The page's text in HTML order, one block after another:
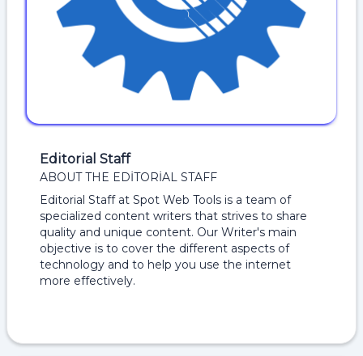
Editorial Staff
ABOUT THE EDITORIAL STAFF
Editorial Staff at Spot Web Tools is a team of
specialized content writers that strives to share
quality and unique content. Our Writer's main
objective is to cover the different aspects of
technology and to help you use the internet
more effectively.